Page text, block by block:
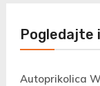
Pogledajte
Autoprikolica